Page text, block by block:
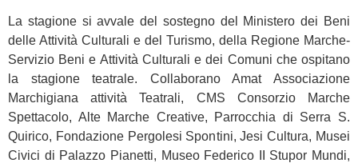
La stagione si avvale del sostegno del Ministero dei Beni
delle Attività Culturali e del Turismo, della Regione Marche-
Servizio Beni e Attività Culturali e dei Comuni che ospitano
la stagione teatrale. Collaborano Amat Associazione
Marchigiana attività Teatrali, CMS Consorzio Marche
Spettacolo, Alte Marche Creative, Parrocchia di Serra S.
Quirico, Fondazione Pergolesi Spontini, Jesi Cultura, Musei
Civici di Palazzo Pianetti, Museo Federico II Stupor Mundi,